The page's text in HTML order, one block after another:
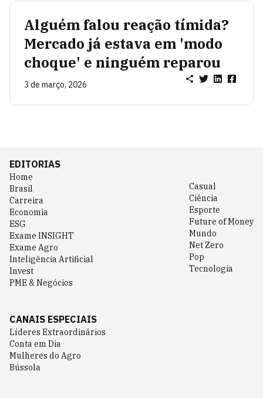
Alguém falou reação tímida?
Mercado já estava em 'modo
choque' e ninguém reparou
3 de março, 2026
EDITORIAS
Home
Brasil
Carreira
Economia
ESG
Exame INSIGHT
Exame Agro
Inteligência Artificial
Invest
PME & Negócios
Casual
Ciência
Esporte
Future of Money
Mundo
Net Zero
Pop
Tecnologia
CANAIS ESPECIAIS
Líderes Extraordinários
Conta em Dia
Mulheres do Agro
Bússola